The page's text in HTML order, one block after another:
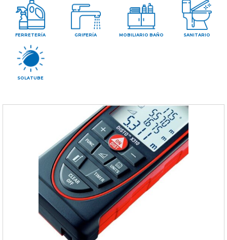
FERRETERÍA GRIFERÍA MOBILIARIO BAÑO SANITARIO
SOLATUBE